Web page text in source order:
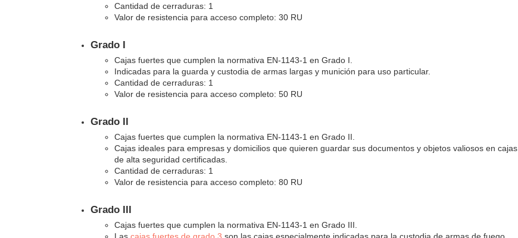
Cantidad de cerraduras: 1
Valor de resistencia para acceso completo: 30 RU
Grado I
Cajas fuertes que cumplen la normativa EN-1143-1 en Grado I.
Indicadas para la guarda y custodia de armas largas y munición para uso particular.
Cantidad de cerraduras: 1
Valor de resistencia para acceso completo: 50 RU
Grado II
Cajas fuertes que cumplen la normativa EN-1143-1 en Grado II.
Cajas ideales para empresas y domicilios que quieren guardar sus documentos y objetos valiosos en cajas
de alta seguridad certificadas.
Cantidad de cerraduras: 1
Valor de resistencia para acceso completo: 80 RU
Grado III
Cajas fuertes que cumplen la normativa EN-1143-1 en Grado III.